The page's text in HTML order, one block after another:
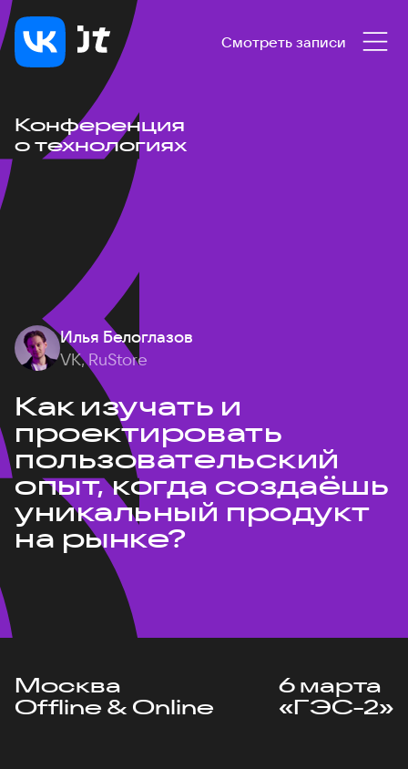
Смотреть записи
Конференция
о технологиях
Илья Белоглазов
VK, RuStore
Как изучать и
проектировать
пользовательский
опыт, когда создаёшь
уникальный продукт
на рынке?
Москва
Offline & Online
6 марта
«ГЭС-2»